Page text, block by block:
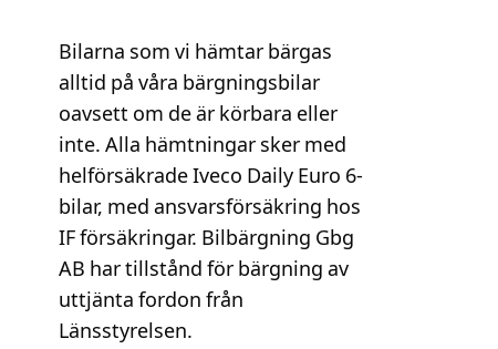
Bilarna som vi hämtar bärgas
alltid på våra bärgningsbilar
oavsett om de är körbara eller
inte. Alla hämtningar sker med
helförsäkrade Iveco Daily Euro 6-
bilar, med ansvarsförsäkring hos
IF försäkringar. Bilbärgning Gbg
AB har tillstånd för bärgning av
uttjänta fordon från
Länsstyrelsen.